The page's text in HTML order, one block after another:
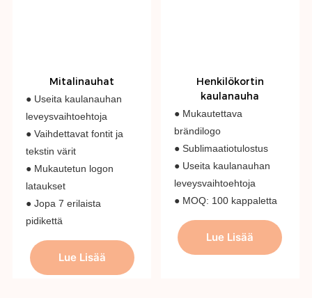
Mitalinauhat
● Useita kaulanauhan
leveysvaihtoehtoja
● Vaihdettavat fontit ja
tekstin värit
● Mukautetun logon
lataukset
● Jopa 7 erilaista
pidikettä
Lue Lisää
Henkilökortin
kaulanauha
● Mukautettava
brändilogo
● Sublimaatiotulostus
● Useita kaulanauhan
leveysvaihtoehtoja
● MOQ: 100 kappaletta
Lue Lisää